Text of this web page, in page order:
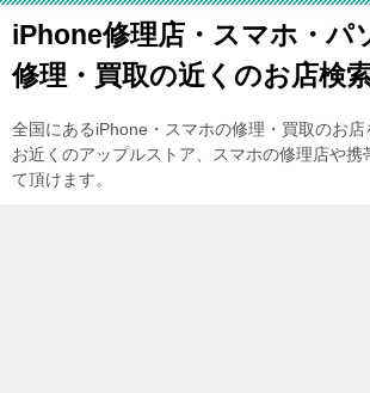
iPhone修理店・スマホ・パ
修理・買取の近くのお店検
全国にあるiPhone・スマホの修理・買取のお店
お近くのアップルストア、スマホの修理店や携
て頂けます。